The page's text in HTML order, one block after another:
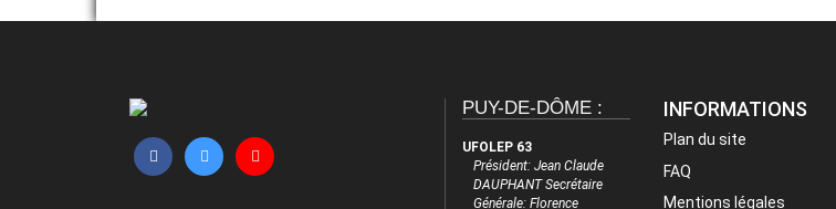
PUY-DE-DÔME :
UFOLEP 63
Président: Jean Claude
DAUPHANT Secrétaire
Générale: Florence
INFORMATIONS
Plan du site
FAQ
Mentions légales